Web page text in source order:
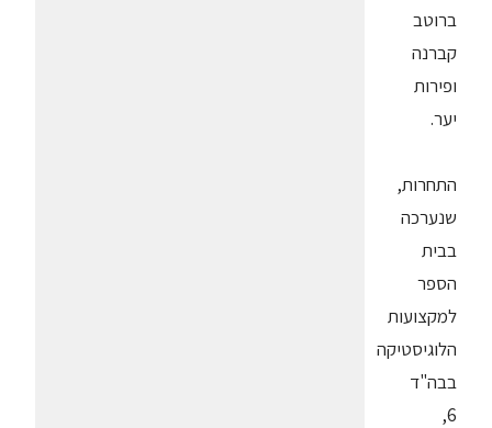
ברוטב
קברנה
ופירות
יער.
התחרות,
שנערכה
בבית
הספר
למקצועות
הלוגיסטיקה
בבה"ד
6,